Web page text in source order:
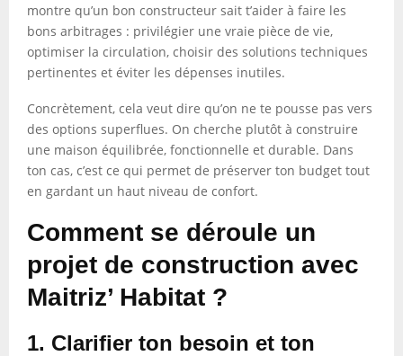
montre qu’un bon constructeur sait t’aider à faire les
bons arbitrages : privilégier une vraie pièce de vie,
optimiser la circulation, choisir des solutions techniques
pertinentes et éviter les dépenses inutiles.
Concrètement, cela veut dire qu’on ne te pousse pas vers
des options superflues. On cherche plutôt à construire
une maison équilibrée, fonctionnelle et durable. Dans
ton cas, c’est ce qui permet de préserver ton budget tout
en gardant un haut niveau de confort.
Comment se déroule un
projet de construction avec
Maitriz’ Habitat ?
1. Clarifier ton besoin et ton